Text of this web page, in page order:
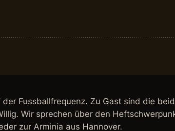
Fussballfrequenz. Zu Gast sind die
Wir sprechen über den
zur Arminia aus Hannover.